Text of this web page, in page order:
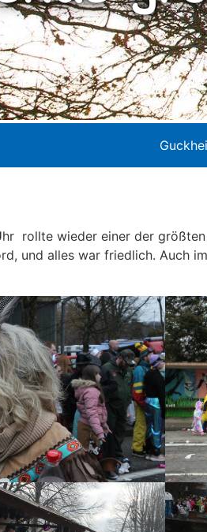
rollte wieder einer der
und alles war friedlich.